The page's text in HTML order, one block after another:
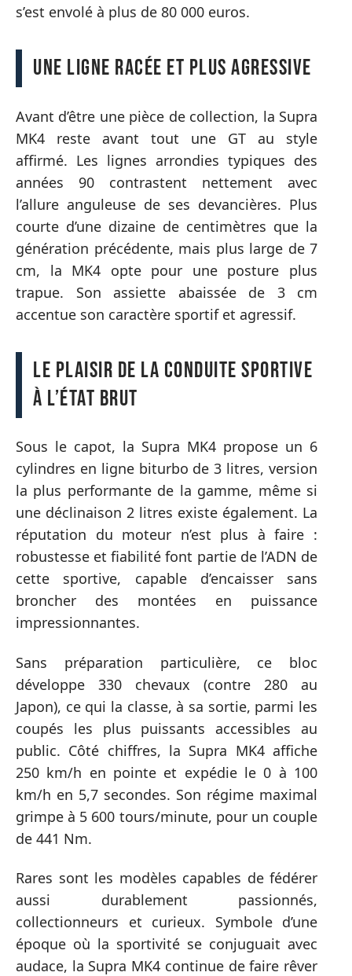
s’est envolé à plus de 80 000 euros.
Une ligne racée et plus agressive
Avant d’être une pièce de collection, la Supra
MK4 reste avant tout une GT au style
affirmé. Les lignes arrondies typiques des
années 90 contrastent nettement avec
l’allure anguleuse de ses devancières. Plus
courte d’une dizaine de centimètres que la
génération précédente, mais plus large de 7
cm, la MK4 opte pour une posture plus
trapue. Son assiette abaissée de 3 cm
accentue son caractère sportif et agressif.
Le plaisir de la conduite sportive
à l’état brut
Sous le capot, la Supra MK4 propose un 6
cylindres en ligne biturbo de 3 litres, version
la plus performante de la gamme, même si
une déclinaison 2 litres existe également. La
réputation du moteur n’est plus à faire :
robustesse et fiabilité font partie de l’ADN de
cette sportive, capable d’encaisser sans
broncher des montées en puissance
impressionnantes.
Sans préparation particulière, ce bloc
développe 330 chevaux (contre 280 au
Japon), ce qui la classe, à sa sortie, parmi les
coupés les plus puissants accessibles au
public. Côté chiffres, la Supra MK4 affiche
250 km/h en pointe et expédie le 0 à 100
km/h en 5,7 secondes. Son régime maximal
grimpe à 5 600 tours/minute, pour un couple
de 441 Nm.
Rares sont les modèles capables de fédérer
aussi durablement passionnés,
collectionneurs et curieux. Symbole d’une
époque où la sportivité se conjuguait avec
audace, la Supra MK4 continue de faire rêver